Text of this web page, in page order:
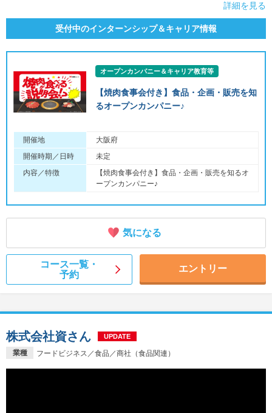
詳細を見る
受付中のインターンシップ＆キャリア情報
オープンカンパニー＆キャリア教育等
【焼肉食事会付き】食品・企画・販売を知
るオープンカンパニー♪
開催地
大阪府
開催時期／日時
未定
内容／特徴
【焼肉食事会付き】食品・企画・販売を知るオ
ープンカンパニー♪
気になる
コース一覧・
予約
エントリー
業種 フードビジネス／食品／商社（食品関連）
株式会社資さん UPDATE